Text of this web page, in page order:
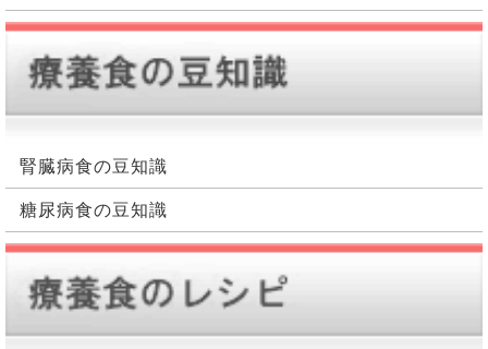
たんぱく質制限の注意点とは？
たんぱく質と言うのは、食品の３大栄養素の一つです
よね。摂取量制限を行えば、当然ですが栄養バランス
果たしてくれるたんぱく質は、摂取量を減らすことに
よって活動する為のエネルギー源の確保ができにくく
なる点です。一日に必要エネルギー量と言うのは、基
本的に身長と体重から計算式で出します。しかし、病
状が進むと目標とする総エネルギー量の摂取は難しく
なるものです。特に、高齢者や糖尿病性腎症者になる
と、一体何をどのように食べていけば良いか分からな
適正なエネルギー量を摂取する
糖尿病の食事療法では、性別、年齢、体重、身長、
されたエネルギー量の範囲内で適切な食事摂取が行え
るようにする為であり、しっかりカロリー計算をする
必要があるからです。
バランスの良い食事を摂る
糖尿病の食事療法においては、色々な食品からバラン
ス良く体に必要な栄養素を摂取し、その上で適正なエ
腎臓病食の豆知識
糖尿病食の豆知識